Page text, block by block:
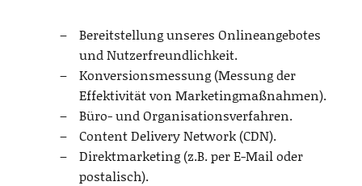
Bereitstellung unseres Onlineangebotes
und Nutzerfreundlichkeit.
Konversionsmessung (Messung der
Effektivität von Marketingmaßnahmen).
Büro- und Organisationsverfahren.
Content Delivery Network (CDN).
Direktmarketing (z.B. per E-Mail oder
postalisch).